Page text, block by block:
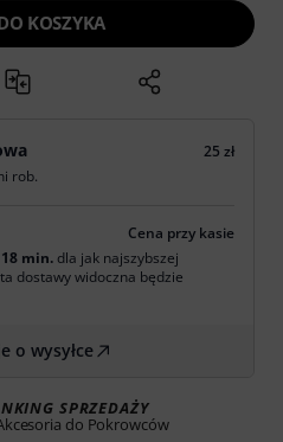
KOSZYKA
25 zł
rob.
Cena przy kasie
min. dla jak najszybszej
dostawy widoczna będzie
o wysyłce
SPRZEDAŻY
do Pokrowców